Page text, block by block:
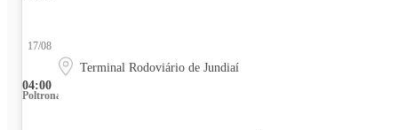
04:00
17/08
Terminal Rodoviário de Jundiaí
Poltrona